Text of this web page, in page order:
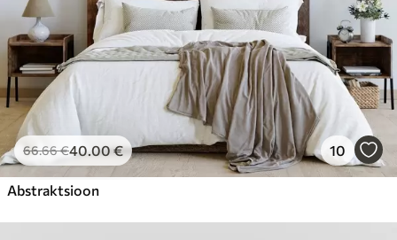
66.66€40.00€ 10
Abstraktsioon